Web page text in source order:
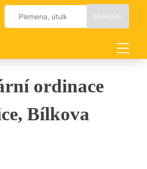
Vyhledávání
ordinace
Bílkova